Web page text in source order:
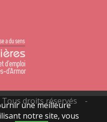
une meilleure
notre site, vous
Tous droits réservés -